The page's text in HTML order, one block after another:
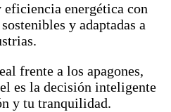
energética con
y adaptadas a
frente a los apagones,
es la decisión inteligente
y tu tranquilidad.